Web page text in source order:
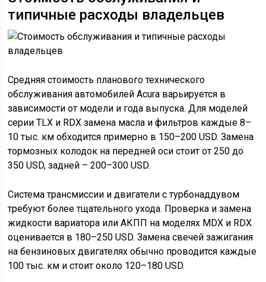
типичные расходы владельцев
Средняя стоимость планового технического
обслуживания автомобилей Acura варьируется в
зависимости от модели и года выпуска. Для моделей
серии TLX и RDX замена масла и фильтров каждые 8–
10 тыс. км обходится примерно в 150–200 USD. Замена
тормозных колодок на передней оси стоит от 250 до
350 USD, задней – 200–300 USD.
Система трансмиссии и двигатели с турбонаддувом
требуют более тщательного ухода. Проверка и замена
жидкости вариатора или АКПП на моделях MDX и RDX
оценивается в 180–250 USD. Замена свечей зажигания
на бензиновых двигателях обычно проводится каждые
100 тыс. км и стоит около 120–180 USD.